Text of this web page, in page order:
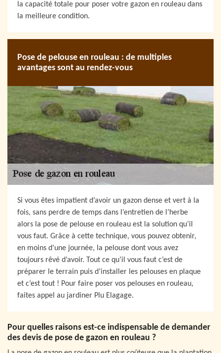
la capacité totale pour poser votre gazon en rouleau dans
la meilleure condition.
Pose de pelouse en rouleau : de multiples
avantages sont au rendez-vous
Si vous êtes impatient d’avoir un gazon dense et vert à la
fois, sans perdre de temps dans l’entretien de l’herbe
alors la pose de pelouse en rouleau est la solution qu’il
vous faut. Grâce à cette technique, vous pouvez obtenir,
en moins d’une journée, la pelouse dont vous avez
toujours rêvé d’avoir. Tout ce qu’il vous faut c’est de
préparer le terrain puis d’installer les pelouses en plaque
et c’est tout ! Pour faire poser vos pelouses en rouleau,
faites appel au jardiner Plu Elagage.
Pour quelles raisons est-ce indispensable de demander
des devis de pose de gazon en rouleau ?